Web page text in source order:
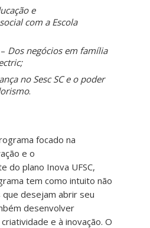
e
com a Escola
Dos negócios em família
no Sesc SC e o poder
.
focado na
e o
do plano Inova UFSC,
tem como intuito não
desejam abrir seu
desenvolver
e à inovação. O